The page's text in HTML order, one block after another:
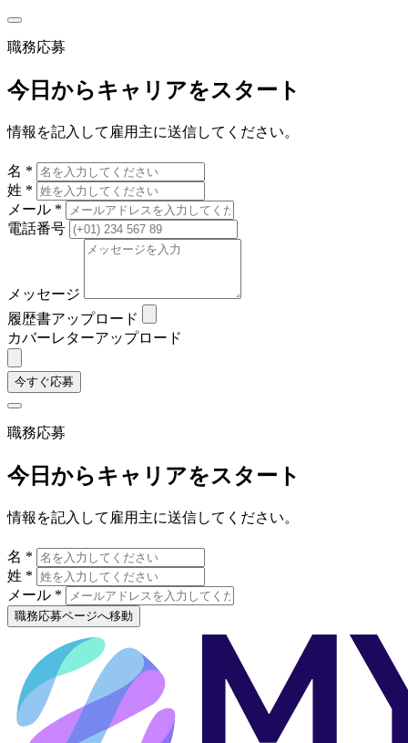
職務応募
今日からキャリアをスタート
情報を記入して雇用主に送信してください。
名 *
姓 *
メール *
電話番号
メッセージ
履歴書アップロード
カバーレターアップロード
今すぐ応募
職務応募
今日からキャリアをスタート
情報を記入して雇用主に送信してください。
名 *
姓 *
メール *
職務応募ページへ移動